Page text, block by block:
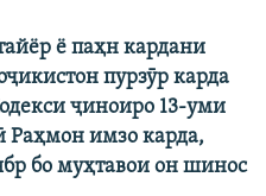
ё паҳн кардани
пурзӯр карда
ҷиноиро 13-уми
Раҳмон имзо карда,
бо муҳтавои он шинос